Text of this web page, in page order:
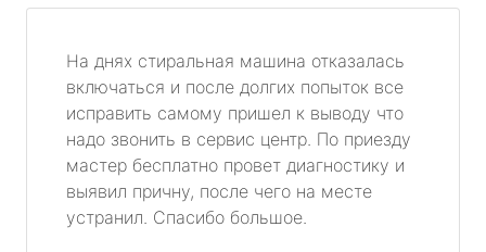
На днях стиральная машина отказалась
включаться и после долгих попыток все
исправить самому пришел к выводу что
надо звонить в сервис центр. По приезду
мастер бесплатно провет диагностику и
выявил причну, после чего на месте
устранил. Спасибо большое.